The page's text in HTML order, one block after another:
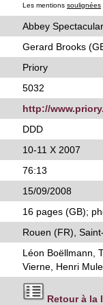
Les mentions soulignées
Abbey
Gerard Brooks
Priory
5032
http://
DDD
10-11 X 2007
76:13
15/09/2008
16 pages (GB);
Rouen (FR),
Léon Boëllmann,
Vierne, Henri
Retour à la